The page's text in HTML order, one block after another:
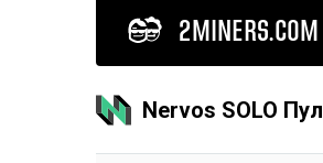
2MINERS.COM
Nervos SOLO Пул